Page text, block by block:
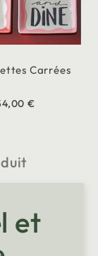
Carrées
€
et